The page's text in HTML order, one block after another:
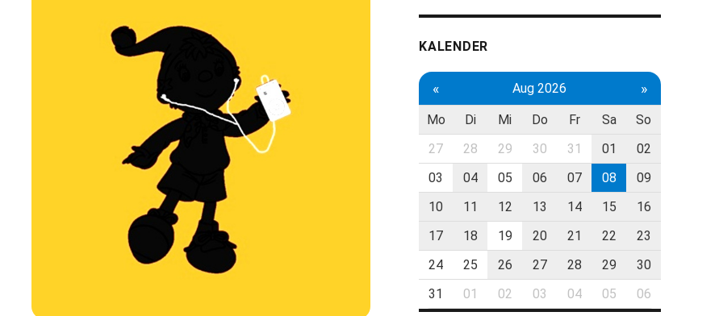
KALENDER
« Aug 2026 »
Mo Di Mi Do Fr Sa
So
27
28 29 30 31 01
02
03
04 05 06 07 08
09
10
11 12 13 14 15
16
17
18 19 20 21 22
23
24
25 26 27 28 29
30
31
01 02 03 04 05 06